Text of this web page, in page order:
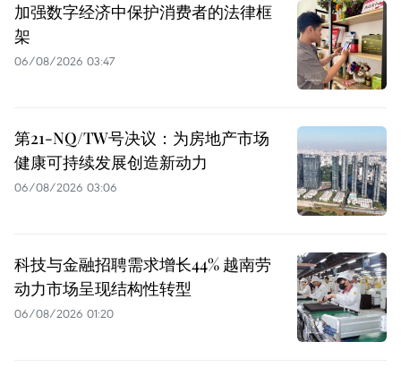
加强数字经济中保护消费者的法律框
架
06/08/2026 03:47
第21-NQ/TW号决议：为房地产市场
健康可持续发展创造新动力
06/08/2026 03:06
科技与金融招聘需求增长44% 越南劳
动力市场呈现结构性转型
06/08/2026 01:20